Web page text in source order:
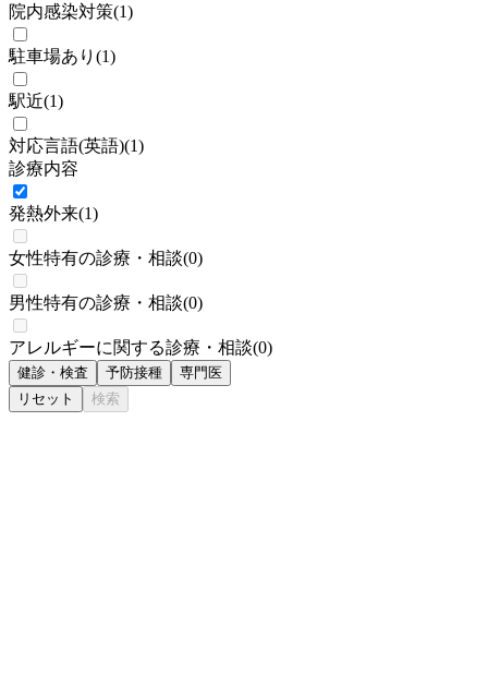
院内感染対策(1)
駐車場あり (1)
駅近(1)
対応言語(英語)(1)
診療内容
発熱外来(1)
女性特有の診療・相談(0)
男性特有の診療・相談(0)
アレルギーに関する診療・相談(0)
健診・検査 予防接種
専門医
リセット
検索